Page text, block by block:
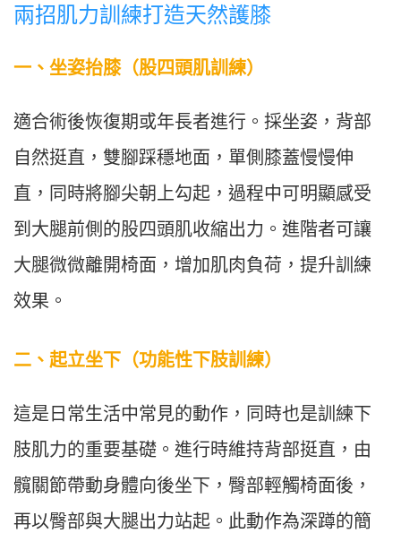
兩招肌力訓練打造天然護膝
一、 坐姿抬膝（股四頭肌訓練）
適合術後恢復期或年長者進行。採坐姿，背部
自然挺直，雙腳踩穩地面，單側膝蓋慢慢伸
直，同時將腳尖朝上勾起，過程中可明顯感受
到大腿前側的股四頭肌收縮出力。進階者可讓
大腿微微離開椅面，增加肌肉負荷，提升訓練
效果。
二、 起立坐下（功能性下肢訓練）
這是日常生活中常見的動作，同時也是訓練下
肢肌力的重要基礎。進行時維持背部挺直，由
髖關節帶動身體向後坐下，臀部輕觸椅面後，
再以臀部與大腿出力站起。此動作為深蹲的簡